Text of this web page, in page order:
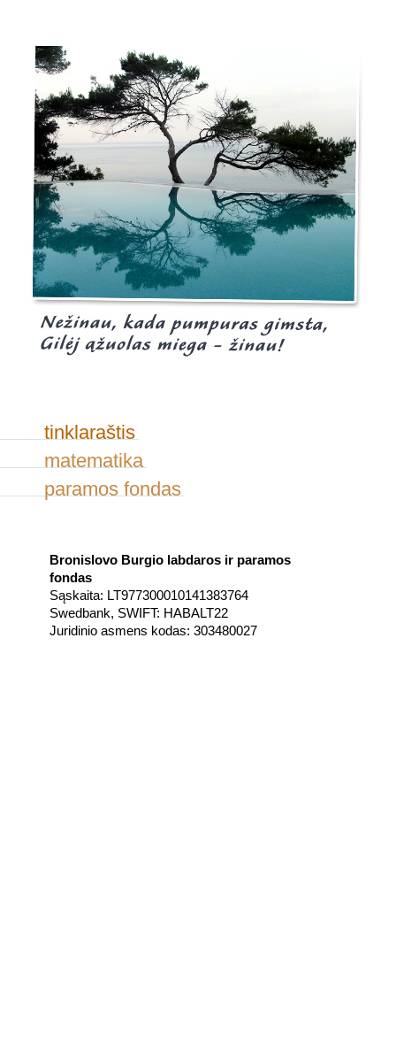
tinklaraštis
matematika
paramos fondas
Bronislovo Burgio labdaros ir paramos
fondas
Sąskaita: LT977300010141383764
Swedbank, SWIFT: HABALT22
Juridinio asmens kodas: 303480027